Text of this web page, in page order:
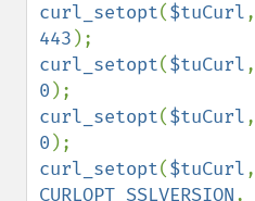
curl_setopt($tuCurl,
443
curl_setopt($tuCurl,
0
curl_setopt($tuCurl,
0
curl_setopt($tuCurl
CURLOPT_SSLVERSION,